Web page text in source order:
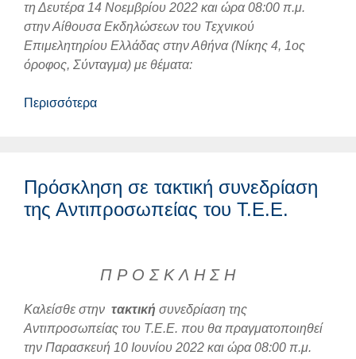
τη Δευτέρα 14 Νοεμβρίου 2022 και ώρα 08:00 π.μ.
στην Αίθουσα Εκδηλώσεων του Τεχνικού
Επιμελητηρίου Ελλάδας στην Αθήνα (Νίκης 4, 1ος
όροφος, Σύνταγμα) με θέματα:
Περισσότερα
Πρόσκληση σε τακτική συνεδρίαση
της Αντιπροσωπείας του Τ.Ε.Ε.
Π Ρ Ο Σ Κ Λ Η Σ Η
Καλείσθε στην τακτική συνεδρίαση της
Αντιπροσωπείας του Τ.Ε.Ε. που θα πραγματοποιηθεί
την Παρασκευή 10 Ιουνίου 2022 και ώρα 08:00 π.μ.